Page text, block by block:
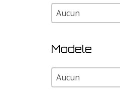
Marque
Marque
Modele
Modele
Modele